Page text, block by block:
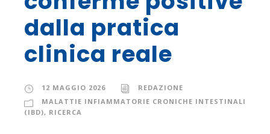
dalla pratica
clinica reale
12 MAGGIO 2026
REDAZIONE
MALATTIE INFIAMMATORIE CRONICHE INTESTINALI
(IBD), RICERCA